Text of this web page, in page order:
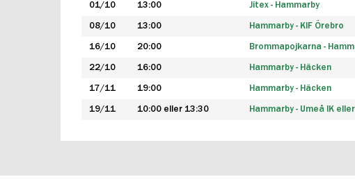
01/10 13:00 Jitex - Hammarby
08/10 13:00 Hammarby - KIF Örebro
16/10 20:00 Brommapojkarna -
22/10 16:00 Hammarby - Häcken
17/11 19:00 Hammarby - Häcken
19/11 10:00 eller 13:30 Hammarby - Umeå IK